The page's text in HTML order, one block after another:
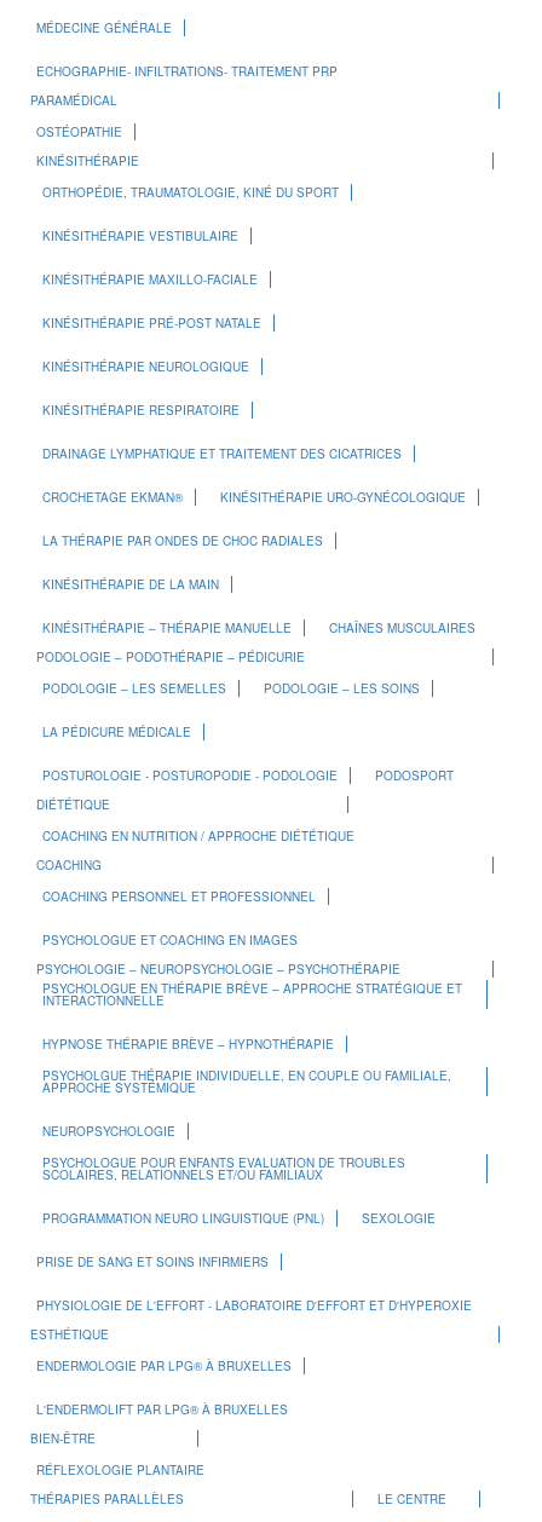
MÉDECINE GÉNÉRALE
ECHOGRAPHIE- INFILTRATIONS- TRAITEMENT PRP
PARAMÉDICAL
OSTÉOPATHIE
KINÉSITHÉRAPIE
ORTHOPÉDIE, TRAUMATOLOGIE, KINÉ DU SPORT
KINÉSITHÉRAPIE VESTIBULAIRE
KINÉSITHÉRAPIE MAXILLO-FACIALE
KINÉSITHÉRAPIE PRÉ-POST NATALE
KINÉSITHÉRAPIE NEUROLOGIQUE
KINÉSITHÉRAPIE RESPIRATOIRE
DRAINAGE LYMPHATIQUE ET TRAITEMENT DES CICATRICES
CROCHETAGE EKMAN® KINÉSITHÉRAPIE URO-GYNÉCOLOGIQUE
LA THÉRAPIE PAR ONDES DE CHOC RADIALES
KINÉSITHÉRAPIE DE LA MAIN
KINÉSITHÉRAPIE – THÉRAPIE MANUELLE
CHAÎNES MUSCULAIRES
PODOLOGIE – PODOTHÉRAPIE – PÉDICURIE
PODOLOGIE – LES SEMELLES
PODOLOGIE – LES SOINS
LA PÉDICURE MÉDICALE
POSTUROLOGIE - POSTUROPODIE - PODOLOGIE
PODOSPORT
DIÉTÉTIQUE
COACHING EN NUTRITION / APPROCHE DIÉTÉTIQUE
COACHING
COACHING PERSONNEL ET PROFESSIONNEL
PSYCHOLOGUE ET COACHING EN IMAGES
PSYCHOLOGIE – NEUROPSYCHOLOGIE – PSYCHOTHÉRAPIE
PSYCHOLOGUE EN THÉRAPIE BRÈVE – APPROCHE STRATÉGIQUE ET
INTERACTIONNELLE
HYPNOSE THÉRAPIE BRÈVE – HYPNOTHÉRAPIE
PSYCHOLGUE THÉRAPIE INDIVIDUELLE, EN COUPLE OU FAMILIALE,
APPROCHE SYSTÉMIQUE
NEUROPSYCHOLOGIE
PSYCHOLOGUE POUR ENFANTS EVALUATION DE TROUBLES
SCOLAIRES, RELATIONNELS ET/OU FAMILIAUX
PROGRAMMATION NEURO LINGUISTIQUE (PNL) SEXOLOGIE
PRISE DE SANG ET SOINS INFIRMIERS
PHYSIOLOGIE DE L'EFFORT - LABORATOIRE D'EFFORT ET D'HYPEROXIE
ESTHÉTIQUE
ENDERMOLOGIE PAR LPG® À BRUXELLES
L'ENDERMOLIFT PAR LPG® À BRUXELLES
BIEN-ÊTRE
RÉFLEXOLOGIE PLANTAIRE
THÉRAPIES PARALLÈLES
LE CENTRE